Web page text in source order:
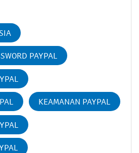
PAYPAL
KEAMANAN PAYPAL